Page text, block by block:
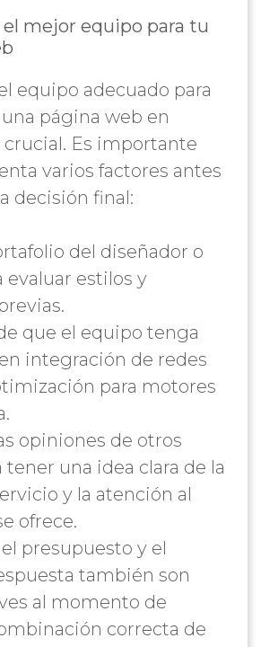
mejor equipo para tu
equipo adecuado para
página web en
crucial. Es importante
varios factores antes
decisión final:
del diseñador o
evaluar estilos y
que el equipo tenga
integración de redes
para motores
opiniones de otros
tener una idea clara de la
y la atención al
ofrece.
presupuesto y el
también son
al momento de
correcta de